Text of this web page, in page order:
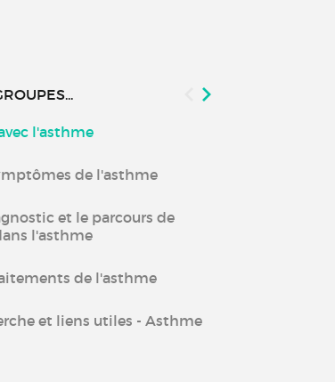
l'asthme
de l'asthme
et le parcours de
l'asthme
de l'asthme
et liens utiles - Asthme